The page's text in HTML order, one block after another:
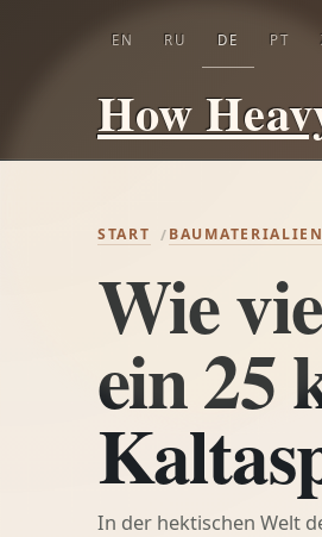
How
EN RU DE PT
START BAUMATERIALIEN
Wie
ein 25
In der hektischen Welt